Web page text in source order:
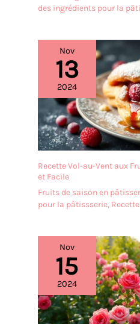
vos
et
ni
est
des ingrédients pour la
Nov
13
2024
Recette Vol-au-Vent aux
et Facile
Fruits de saison en
pour la pâtissserie,
Nov
15
2024